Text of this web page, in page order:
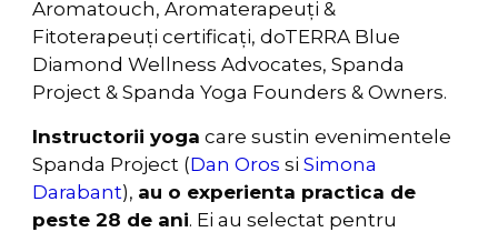
Aromatouch, Aromaterapeuți &
Fitoterapeuți certificați, doTERRA Blue
Diamond Wellness Advocates, Spanda
Project & Spanda Yoga Founders & Owners.
Instructorii yoga care sustin evenimentele
Spanda Project (Dan Oros siSimona
Darabant), au o experienta practica de
peste 28 de ani. Ei au selectat pentru